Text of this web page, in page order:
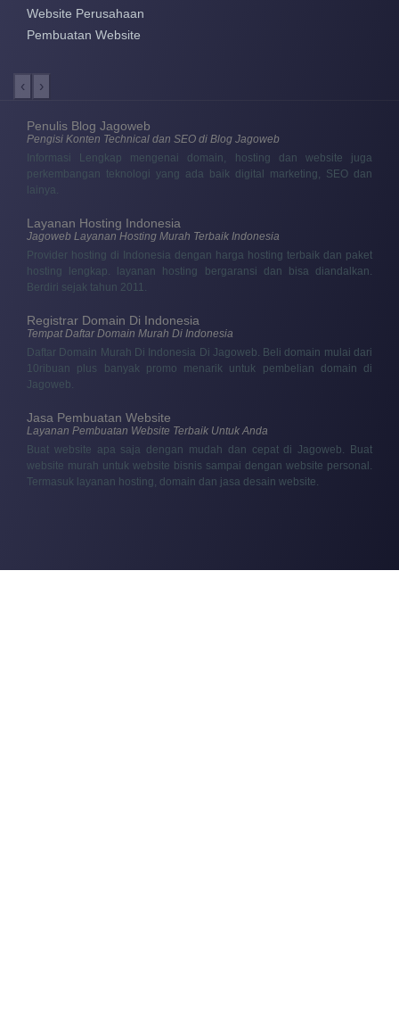
Website Perusahaan
Pembuatan Website
‹ ›
Penulis Blog Jagoweb
Pengisi Konten Technical dan SEO di Blog Jagoweb
Informasi Lengkap mengenai domain, hosting dan website juga
perkembangan teknologi yang ada baik digital marketing, SEO dan
lainya.
Layanan Hosting Indonesia
Jagoweb Layanan Hosting Murah Terbaik Indonesia
Provider hosting di Indonesia dengan harga hosting terbaik dan paket
hosting lengkap. layanan hosting bergaransi dan bisa diandalkan.
Berdiri sejak tahun 2011.
Registrar Domain Di Indonesia
Tempat Daftar Domain Murah Di Indonesia
Daftar Domain Murah Di Indonesia Di Jagoweb. Beli domain mulai dari
10ribuan plus banyak promo menarik untuk pembelian domain di
Jagoweb.
Jasa Pembuatan Website
Layanan Pembuatan Website Terbaik Untuk Anda
Buat website apa saja dengan mudah dan cepat di Jagoweb. Buat
website murah untuk website bisnis sampai dengan website personal.
Termasuk layanan hosting, domain dan jasa desain website.